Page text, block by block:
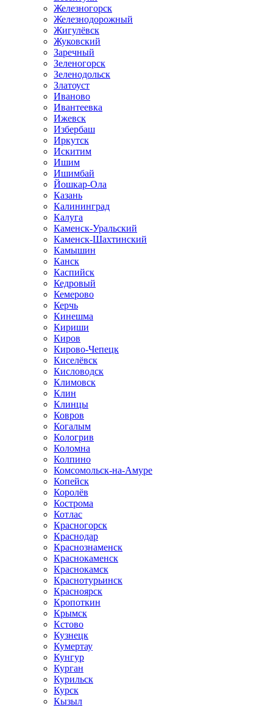
Железногорск
Железнодорожный
Жигулёвск
Жуковский
Заречный
Зеленогорск
Зеленодольск
Златоуст
Иваново
Ивантеевка
Ижевск
Избербаш
Иркутск
Искитим
Ишим
Ишимбай
Йошкар-Ола
Казань
Калининград
Калуга
Каменск-Уральский
Каменск-Шахтинский
Камышин
Канск
Каспийск
Кедровый
Кемерово
Керчь
Кинешма
Кириши
Киров
Кирово-Чепецк
Киселёвск
Кисловодск
Климовск
Клин
Клинцы
Ковров
Когалым
Кологрив
Коломна
Колпино
Комсомольск-на-Амуре
Копейск
Королёв
Кострома
Котлас
Красногорск
Краснодар
Краснознаменск
Краснокаменск
Краснокамск
Краснотурьинск
Красноярск
Кропоткин
Крымск
Кстово
Кузнецк
Кумертау
Кунгур
Курган
Курильск
Курск
Кызыл